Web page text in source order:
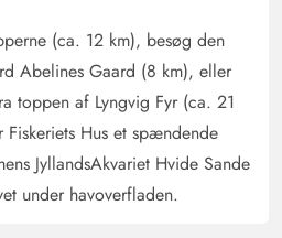
5 ud af 5
5 ud af 5
5 out of 5
02/06/2025
med det samme
(ca. 12 km), besøg den
Abelines Gaard (8 km), eller
toppen af Lyngvig Fyr (ca. 21
Hus et spændende
JyllandsAkvariet Hvide Sande
under havoverfladen.